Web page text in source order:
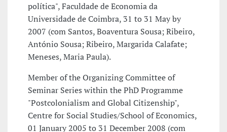
política", Faculdade de Economia da
Universidade de Coimbra, 31 to 31 May by
2007 (com Santos, Boaventura Sousa; Ribeiro,
António Sousa; Ribeiro, Margarida Calafate;
Meneses, Maria Paula).
Member of the Organizing Committee of
Seminar Series within the PhD Programme
"Postcolonialism and Global Citizenship",
Centre for Social Studies/School of Economics,
01 January 2005 to 31 December 2008 (com